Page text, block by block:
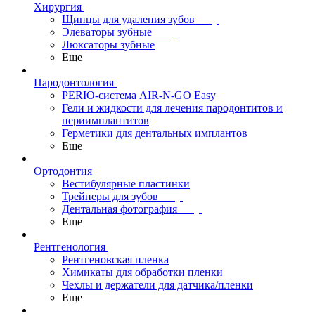
Хирургия
Щипцы для удаления зубов
Элеваторы зубные
Люксаторы зубные
Еще
Пародонтология
PERIO-система AIR-N-GO Easy
Гели и жидкости для лечения пародонтитов и
периимплантитов
Герметики для дентальных имплантов
Еще
Ортодонтия
Вестибулярные пластинки
Трейнеры для зубов
Дентальная фотография
Еще
Рентгенология
Рентгеновская пленка
Химикаты для обработки пленки
Чехлы и держатели для датчика/пленки
Еще